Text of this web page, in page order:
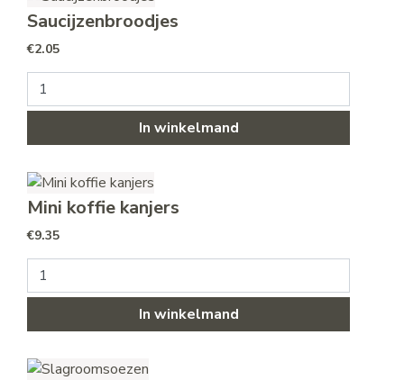
Saucijzenbroodjes
€2.05
Saucijzenbroodjes aantal
In winkelmand
Mini koffie kanjers
€9.35
Mini koffie kanjers aantal
In winkelmand